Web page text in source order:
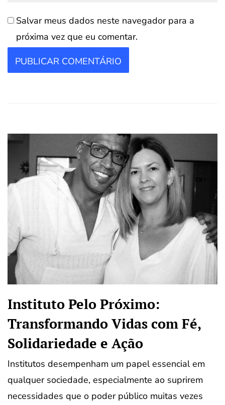
Salvar meus dados neste navegador para a
próxima vez que eu comentar.
Instituto Pelo Próximo:
Transformando Vidas com Fé,
Solidariedade e Ação
Institutos desempenham um papel essencial em
qualquer sociedade, especialmente ao suprirem
necessidades que o poder público muitas vezes